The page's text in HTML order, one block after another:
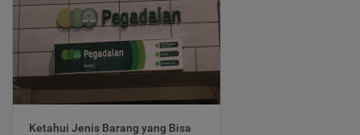
Ketahui Jenis Barang yang Bisa